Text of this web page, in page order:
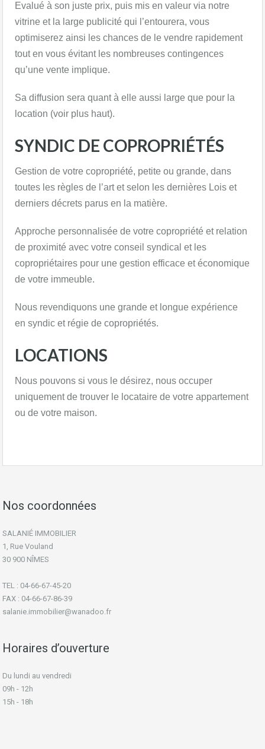
Evalué à son juste prix, puis mis en valeur via notre
vitrine et la large publicité qui l’entourera, vous
optimiserez ainsi les chances de le vendre rapidement
tout en vous évitant les nombreuses contingences
qu’une vente implique.
Sa diffusion sera quant à elle aussi large que pour la
location (voir plus haut).
SYNDIC DE COPROPRIÉTÉS
Gestion de votre copropriété, petite ou grande, dans
toutes les règles de l’art et selon les dernières Lois et
derniers décrets parus en la matière.
Approche personnalisée de votre copropriété et relation
de proximité avec votre conseil syndical et les
copropriétaires pour une gestion efficace et économique
de votre immeuble.
Nous revendiquons une grande et longue expérience
en syndic et régie de copropriétés.
LOCATIONS
​Nous pouvons si vous le désirez, nous occuper
uniquement de trouver le locataire de votre appartement
ou de votre maison.
Nos coordonnées
SALANIÉ IMMOBILIER
1, Rue Vouland
30 900 NÎMES
TEL : 04-66-67-45-20
FAX : 04-66-67-86-39
salanie.immobilier@wanadoo.fr
Horaires d’ouverture
Du lundi au vendredi
09h - 12h
15h - 18h